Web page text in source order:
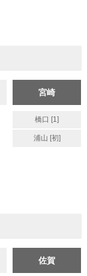
宮崎
橋口 [1]
浦山 [初]
佐賀